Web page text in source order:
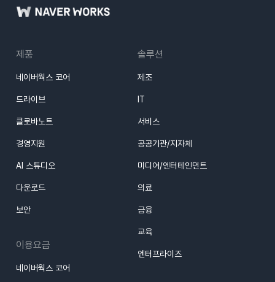
제품
네이버웍스 코어
드라이브
클로바노트
경영지원
AI 스튜디오
다운로드
보안
이용요금
네이버웍스 코어
솔루션
제조
IT
서비스
공공기관/지자체
미디어/엔터테인먼트
의료
금융
교육
엔터프라이즈